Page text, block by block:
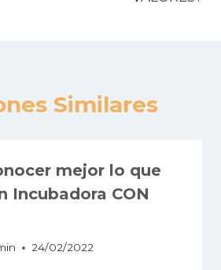
Similares
mejor lo que
Incubadora CON
24/02/2022